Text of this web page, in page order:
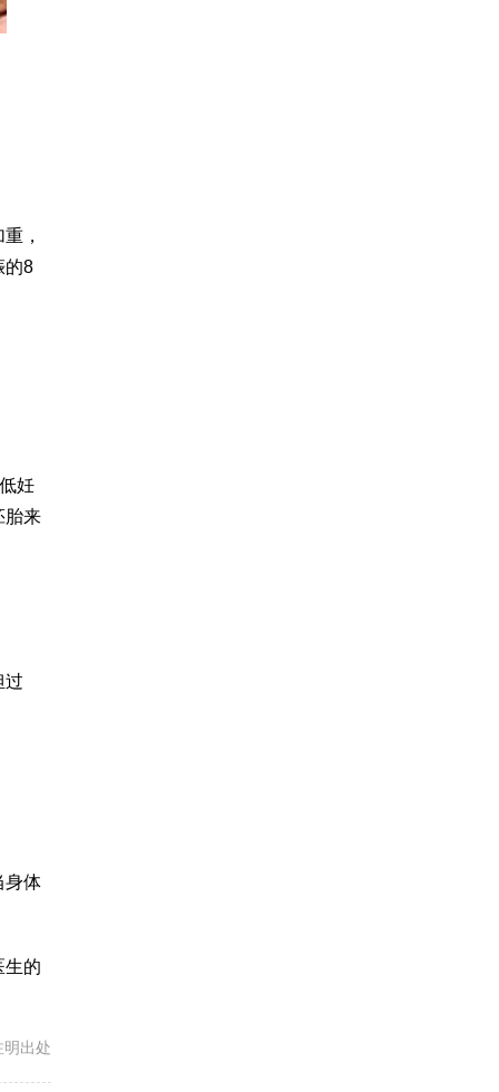
，
的8
妊
胎来
过
身体
生的
出处